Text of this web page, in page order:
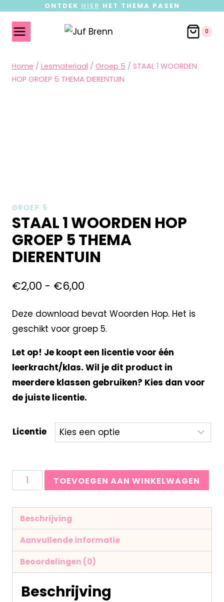
ONTDEK HIER HET THEMA PASEN
0
Home / Lesmateriaal / Groep 5 / STAAL 1 WOORDEN
HOP GROEP 5 THEMA DIERENTUIN
GROEP 5
STAAL 1 WOORDEN HOP
GROEP 5 THEMA
DIERENTUIN
€2,00 - €6,00
Deze download bevat Woorden Hop. Het is
geschikt voor groep 5.
Let op! Je koopt een licentie voor één
leerkracht/klas. Wil je dit product in
meerdere klassen gebruiken? Kies dan voor
de juiste licentie.
Licentie
TOEVOEGEN AAN WINKELWAGEN
Beschrijving
Aanvullende informatie
Beoordelingen (0)
Beschrijving